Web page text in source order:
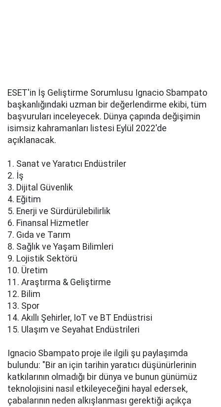
ESET'in İş Geliştirme Sorumlusu Ignacio Sbampato
başkanlığındaki uzman bir değerlendirme ekibi, tüm
başvuruları inceleyecek. Dünya çapında değişimin
isimsiz kahramanları listesi Eylül 2022'de
açıklanacak.
1. Sanat ve Yaratıcı Endüstriler
2. İş
3. Dijital Güvenlik
4. Eğitim
5. Enerji ve Sürdürülebilirlik
6. Finansal Hizmetler
7. Gıda ve Tarım
8. Sağlık ve Yaşam Bilimleri
9. Lojistik Sektörü
10. Üretim
11. Araştırma & Geliştirme
12. Bilim
13. Spor
14. Akıllı Şehirler, IoT ve BT Endüstrisi
15. Ulaşım ve Seyahat Endüstrileri
Ignacio Sbampato proje ile ilgili şu paylaşımda
bulundu: "Bir an için tarihin yaratıcı düşünürlerinin
katkılarının olmadığı bir dünya ve bunun günümüz
teknolojisini nasıl etkileyeceğini hayal edersek,
çabalarının neden alkışlanması gerektiği açıkça